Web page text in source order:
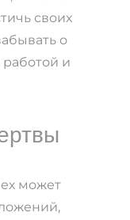
своих
о
и
может